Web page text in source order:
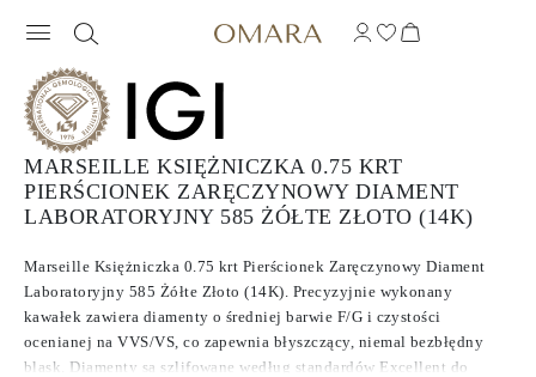
MARSEILLE KSIĘŻNICZKA 0.75 KRT
PIERŚCIONEK ZARĘCZYNOWY DIAMENT
LABORATORYJNY 585 ŻÓŁTE ZŁOTO (14K)
Marseille Księżniczka 0.75 krt Pierścionek Zaręczynowy Diament
Laboratoryjny 585 Żółte Złoto (14K). Precyzyjnie wykonany
kawałek zawiera diamenty o średniej barwie F/G i czystości
ocenianej na VVS/VS, co zapewnia błyszczący, niemal bezbłędny
blask. Diamenty są szlifowane według standardów Excellent do